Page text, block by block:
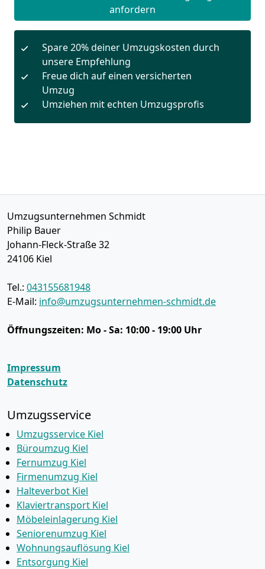
anfordern
Spare 20% deiner Umzugskosten durch
unsere Empfehlung
Freue dich auf einen versicherten
Umzug
Umziehen mit echten Umzugsprofis
Umzugsunternehmen Schmidt
Philip Bauer
Johann-Fleck-Straße 32
24106 Kiel
Tel.: 043155681948
E-Mail: info@umzugsunternehmen-schmidt.de
Öffnungszeiten: Mo - Sa: 10:00 - 19:00 Uhr
Impressum
Datenschutz
Umzugsservice
Umzugsservice Kiel
Büroumzug Kiel
Fernumzug Kiel
Firmenumzug Kiel
Halteverbot Kiel
Klaviertransport Kiel
Möbeleinlagerung Kiel
Seniorenumzug Kiel
Wohnungsauflösung Kiel
Entsorgung Kiel